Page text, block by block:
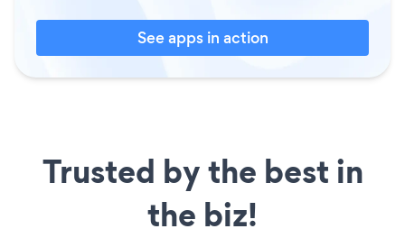
See apps in action
Trusted by the best in
the biz!